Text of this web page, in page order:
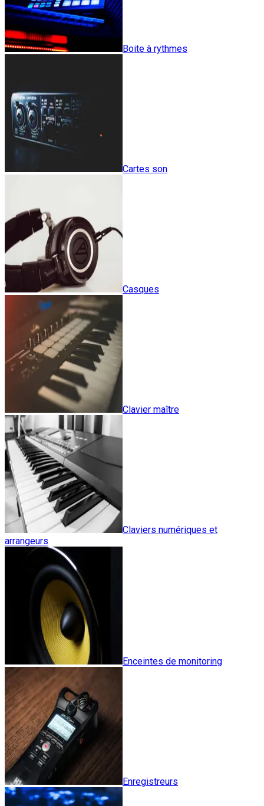
Boite à rythmes
Cartes son
Casques
Clavier maître
Claviers numériques et
arrangeurs
Enceintes de monitoring
Enregistreurs